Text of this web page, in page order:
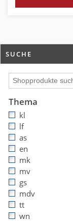
SUCHE
Thema
kl
lf
as
en
mk
mv
gs
mdv
tt
wn